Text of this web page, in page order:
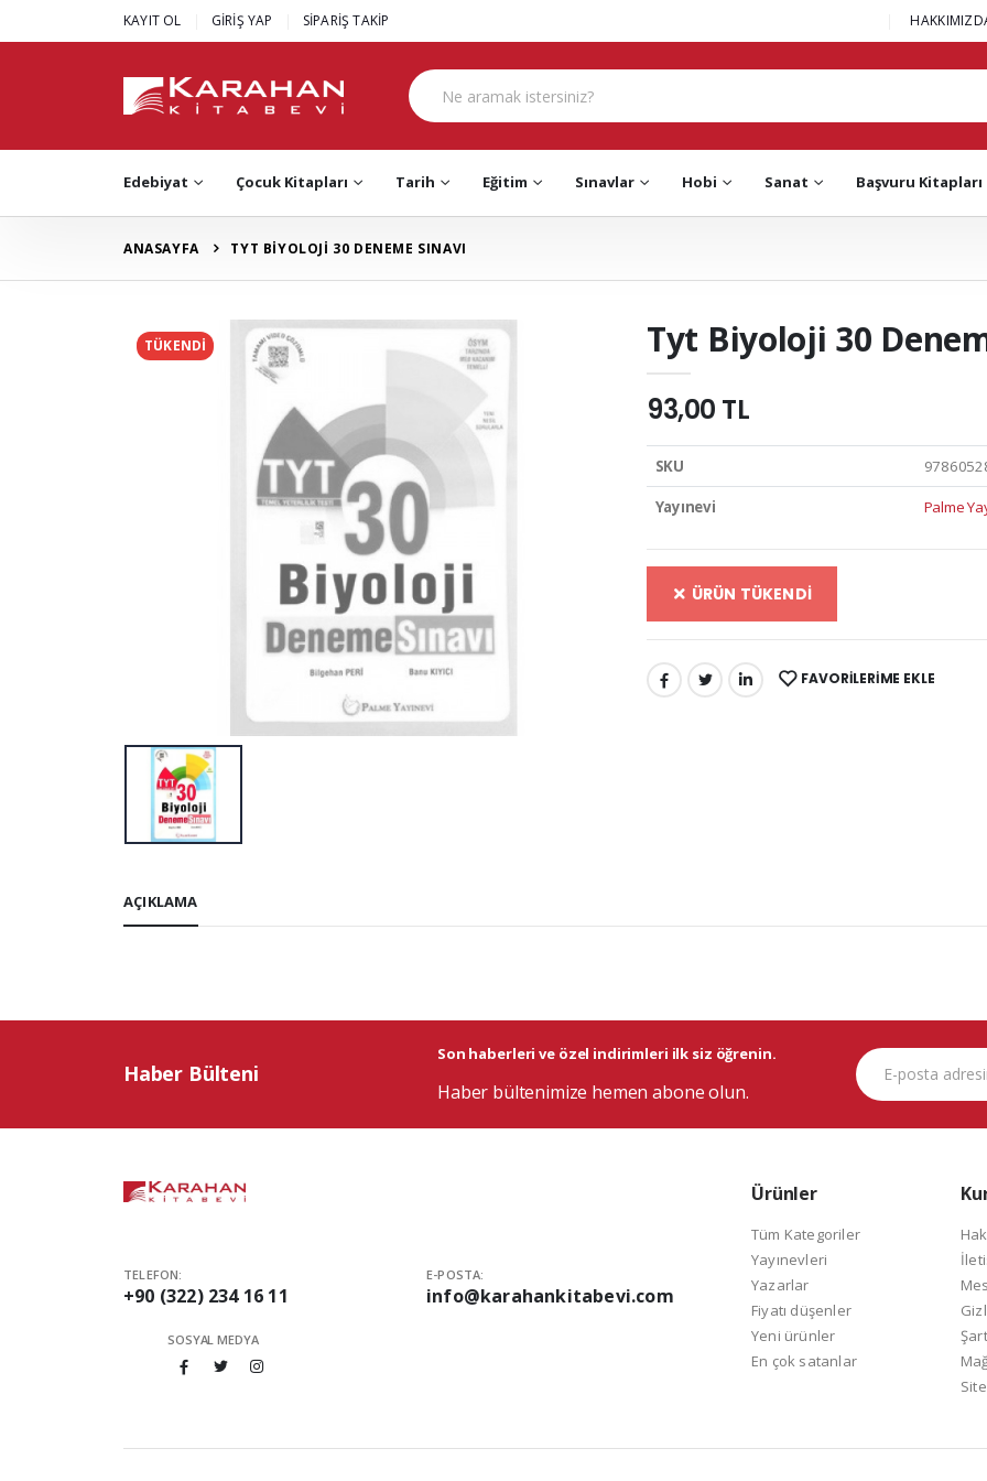
KAYIT OL GİRİŞ YAP SİPARİŞ TAKİP
Edebiyat Çocuk Kitapları Tarih Eğitim Sınavlar Hobi Sanat Başvuru Kitapları
ANASAYFA TYT BİYOLOJİ 30 DENEME SINAVI
TÜKENDİ Tyt Biyoloji 30
93,00 TL
SKU
Yayınevi Palme
ÜRÜN TÜKENDİ
PAYLAŞ: FAVORILERIME EKLE
AÇIKLAMA
Haber Bülteni
Son haberleri ve özel indirimleri ilk siz öğrenin.
Haber bültenimize hemen abone olun.
TELEFON:
+90 (322) 234 16 11
E-POSTA:
info@karahankitabevi.com
SOSYAL MEDYA
Ürünler
Tüm Kategoriler
Yayınevleri
Yazarlar
Fiyatı düşenler
Yeni ürünler
En çok satanlar